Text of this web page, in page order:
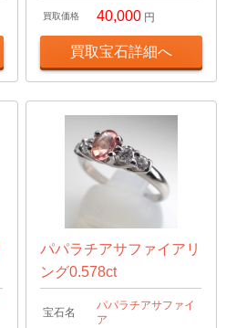
買取価格 40,000 円
買取宝石詳細へ
パパラチアサファイアリ
ング0.578ct
宝石名
パパラチアサファイ
ア